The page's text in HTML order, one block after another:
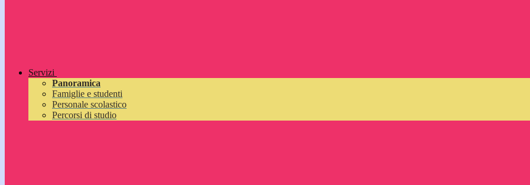
Servizi
Panoramica
Famiglie e studenti
Personale scolastico
Percorsi di studio